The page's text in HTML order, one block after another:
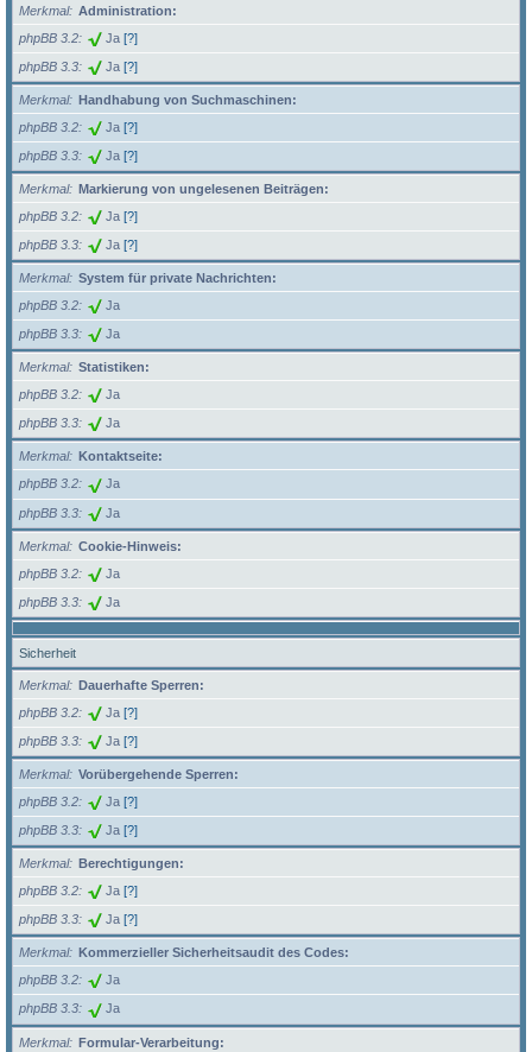
Merkmal
Administration:
phpBB 3.2
Ja [?]
phpBB 3.3 Ja [?]
Merkmal
Handhabung von Suchmaschinen:
phpBB 3.2
Ja [?]
phpBB 3.3 Ja [?]
Merkmal
Markierung von ungelesenen Beiträgen:
phpBB 3.2
Ja [?]
phpBB 3.3 Ja [?]
Merkmal
System für private Nachrichten:
phpBB 3.2
Ja
phpBB 3.3 Ja
Merkmal
Statistiken:
phpBB 3.2
Ja
phpBB 3.3 Ja
Merkmal
Kontaktseite:
phpBB 3.2
Ja
phpBB 3.3 Ja
Merkmal
Cookie-Hinweis:
phpBB 3.2
Ja
phpBB 3.3 Ja
Sicherheit
Merkmal
Dauerhafte Sperren:
phpBB 3.2
Ja [?]
phpBB 3.3 Ja [?]
Merkmal
Vorübergehende Sperren:
phpBB 3.2
Ja [?]
phpBB 3.3 Ja [?]
Merkmal
Berechtigungen:
phpBB 3.2
Ja [?]
phpBB 3.3 Ja [?]
Merkmal
Kommerzieller Sicherheitsaudit des Codes:
phpBB 3.2
Ja
phpBB 3.3 Ja
Merkmal
Formular-Verarbeitung: